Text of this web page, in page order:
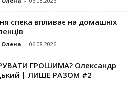
спека впливає на домашніх
Олена - 06.08.2026
ГРОШИМА? Олександр
| ЛИШЕ РАЗОМ #2